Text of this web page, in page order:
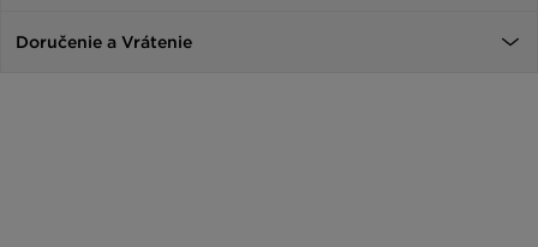
Doručenie a Vrátenie